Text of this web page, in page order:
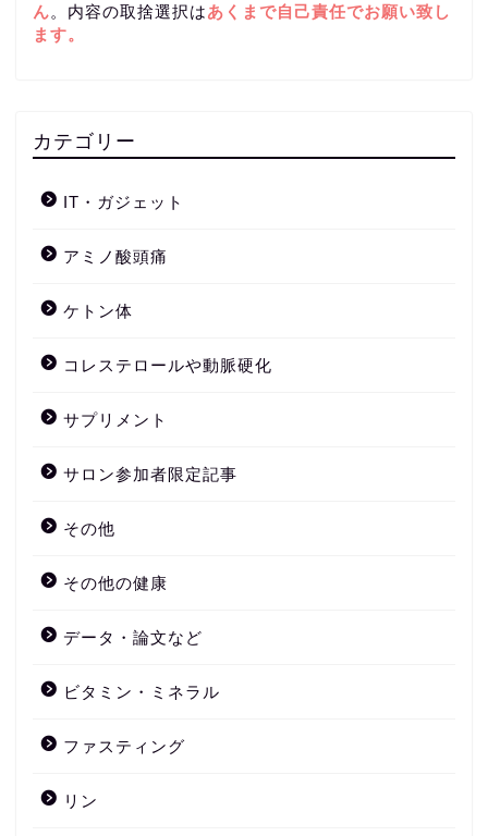
ん。内容の取捨選択はあくまで自己責任でお願い致し
ます。
カテゴリー
IT・ガジェット
アミノ酸頭痛
ケトン体
コレステロールや動脈硬化
サプリメント
サロン参加者限定記事
その他
その他の健康
データ・論文など
ビタミン・ミネラル
ファスティング
リン